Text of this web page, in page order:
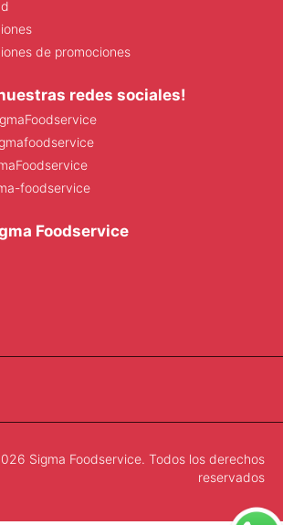
de promociones
redes sociales!
foodservice
Foodservice
Sigma Foodservice. Todos los derechos
reservados